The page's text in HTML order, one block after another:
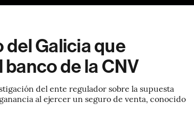
del Galicia que
de la CNV
del ente regulador sobre la supuesta
al ejercer un seguro de venta, conocido